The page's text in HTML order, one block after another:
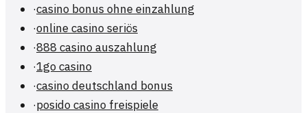
·casino bonus ohne einzahlung
·online casino seriös
·888 casino auszahlung
·1go casino
·casino deutschland bonus
·posido casino freispiele